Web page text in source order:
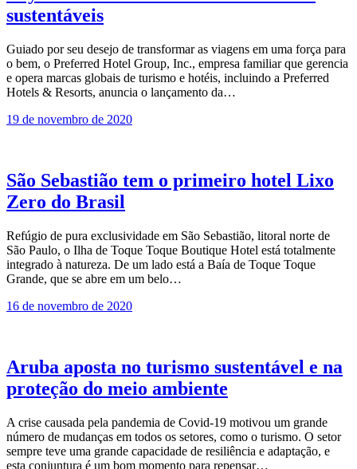
sustentáveis
Guiado por seu desejo de transformar as viagens em uma força para
o bem, o Preferred Hotel Group, Inc., empresa familiar que gerencia
e opera marcas globais de turismo e hotéis, incluindo a Preferred
Hotels & Resorts, anuncia o lançamento da…
19 de novembro de 2020
São Sebastião tem o primeiro hotel Lixo
Zero do Brasil
Refúgio de pura exclusividade em São Sebastião, litoral norte de
São Paulo, o Ilha de Toque Toque Boutique Hotel está totalmente
integrado à natureza. De um lado está a Baía de Toque Toque
Grande, que se abre em um belo…
16 de novembro de 2020
Aruba aposta no turismo sustentável e na
proteção do meio ambiente
A crise causada pela pandemia de Covid-19 motivou um grande
número de mudanças em todos os setores, como o turismo. O setor
sempre teve uma grande capacidade de resiliência e adaptação, e
esta conjuntura é um bom momento para repensar…